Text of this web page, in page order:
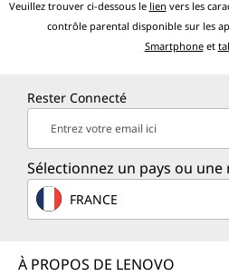
Veuillez trouver ci-dessous le lien vers les
contrôle parental disponible sur les
Smartphoneet
Rester Connecté
Entrez votre email ici
Sélectionnez un pays ou une
FRANCE
À PROPOS DE LENOVO